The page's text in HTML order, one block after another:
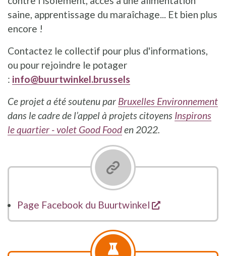
saine, apprentissage du maraîchage... Et bien plus
encore !
Contactez le collectif pour plus d'informations,
ou pour rejoindre le potager
: info@buurtwinkel.brussels
Ce projet a été soutenu par Bruxelles Environnement
dans le cadre de l’appel à projets citoyens Inspirons
le quartier - volet Good Fooden 2022.
Page Facebook du Buurtwinkel s'ouvre dans